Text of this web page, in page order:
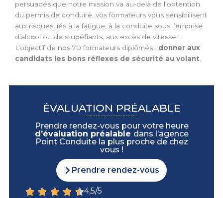
persuadés que notre mission va au-delà de l’obtention
du permis de conduire, vos formateurs vous sensibilisent
aux risques liés à la fatigue, à la conduite sous l’emprise
d’alcool ou de stupéfiants, aux excès de vitesse…
L’objectif de nos 70 formateurs diplômés : donner aux
candidats les bons réflexes de sécurité au volant.
ÉVALUATION PRÉALABLE
Prendre rendez-vous pour votre heure
d’évaluation préalable dans l’agence
Point Conduite la plus proche de chez
vous !
Prendre rendez-vous
4,5/5